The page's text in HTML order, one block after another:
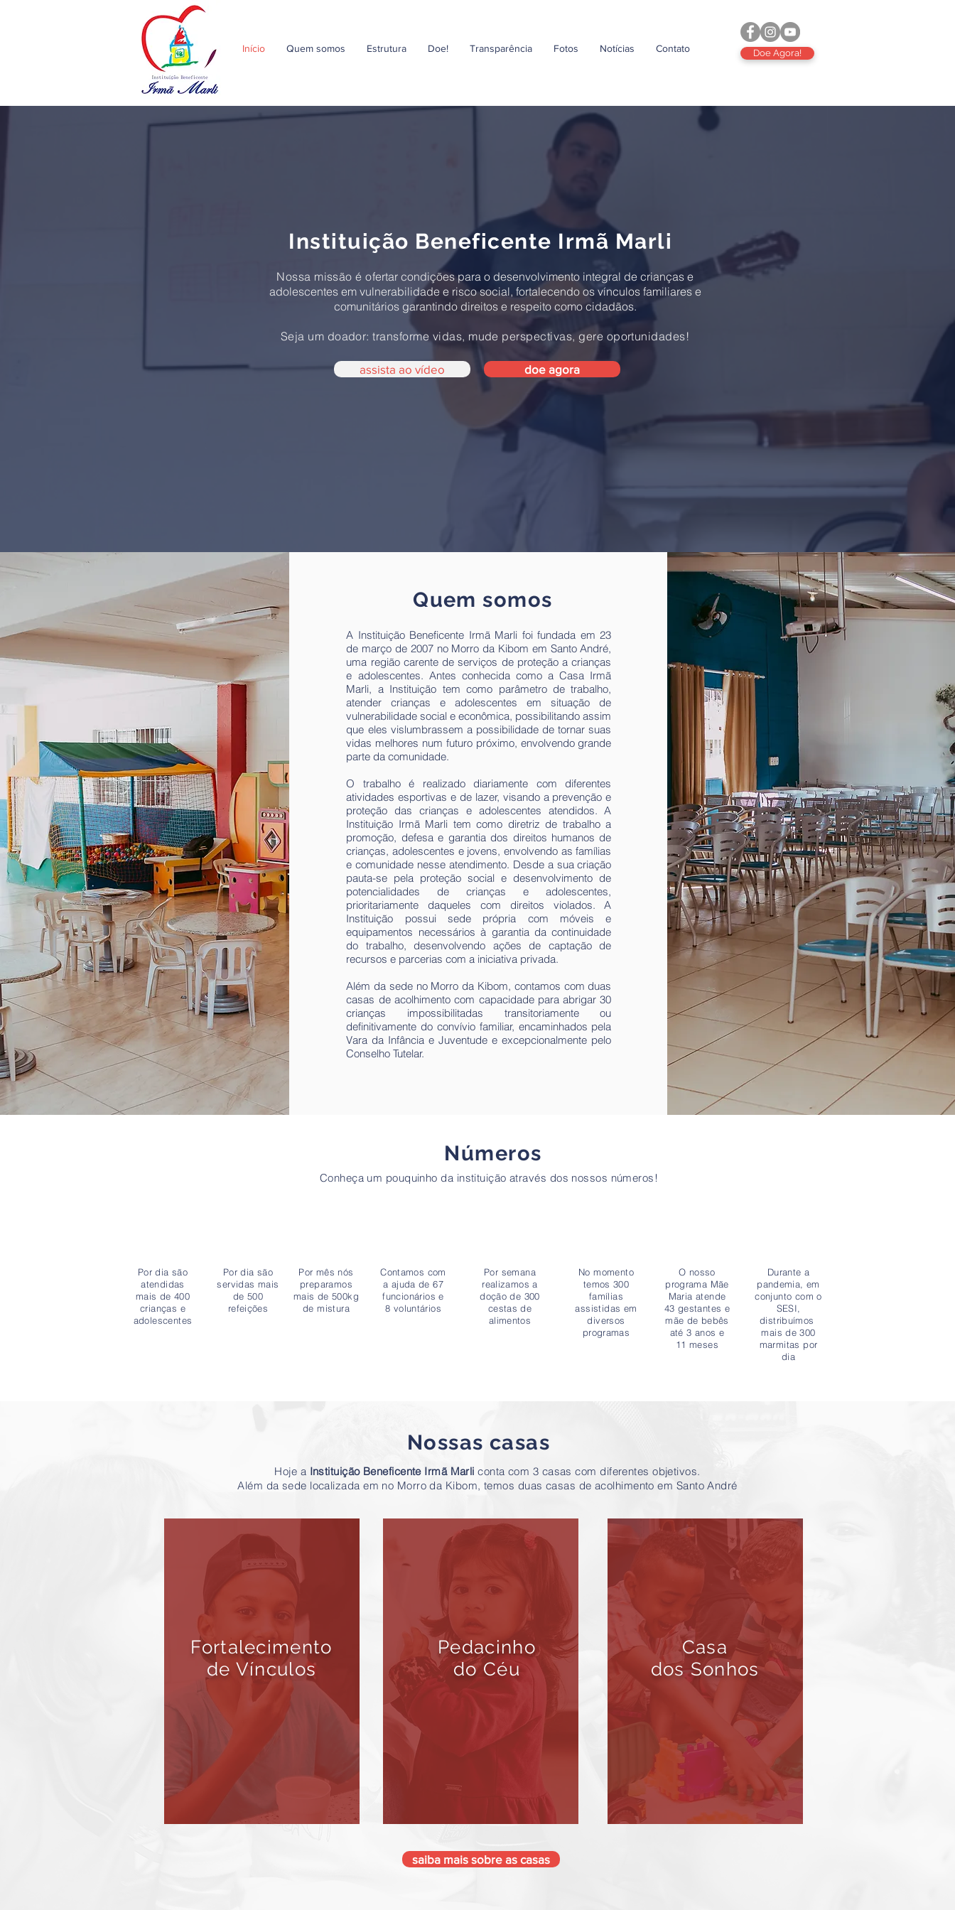
Início Quem somos Estrutura Doe! Transparência Fotos Notícias Contato Doe Agora!
Instituição Beneficente Irmã Marli
Nossa missão é ofertar condições para o desenvolvimento integral de crianças e
adolescentes em vulnerabilidade e risco social, fortalecendo os vínculos familiares e
comunitários garantindo direitos e respeito como cidadãos.
Seja um doador: transforme vidas, mude perspectivas, gere oportunidades!
assista ao vídeo doe agora
Quem somos
A Instituição Beneficente Irmã Marli foi fundada em 23
de março de 2007 no Morro da Kibom em Santo André,
uma região carente de serviços de proteção a crianças
e adolescentes. Antes conhecida como a Casa Irmã
Marli, a Instituição tem como parâmetro de trabalho,
atender crianças e adolescentes em situação de
vulnerabilidade social e econômica, possibilitando assim
que eles vislumbrassem a possibilidade de tornar suas
vidas melhores num futuro próximo, envolvendo grande
parte da comunidade.
O trabalho é realizado diariamente com diferentes
atividades esportivas e de lazer, visando a prevenção e
proteção das crianças e adolescentes atendidos. A
Instituição Irmã Marli tem como diretriz de trabalho a
promoção, defesa e garantia dos direitos humanos de
crianças, adolescentes e jovens, envolvendo as famílias
e comunidade nesse atendimento. Desde a sua criação
pauta-se pela proteção social e desenvolvimento de
potencialidades de crianças e adolescentes,
prioritariamente daqueles com direitos violados. A
Instituição possui sede própria com móveis e
equipamentos necessários à garantia da continuidade
do trabalho, desenvolvendo ações de captação de
recursos e parcerias com a iniciativa privada.
Além da sede no Morro da Kibom, contamos com duas
casas de acolhimento com capacidade para abrigar 30
crianças impossibilitadas transitoriamente ou
definitivamente do convívio familiar, encaminhados pela
Vara da Infância e Juventude e excepcionalmente pelo
Conselho Tutelar.
Números
Conheça um pouquinho da instituição através dos nossos números!
Por dia são
atendidas
mais de 400
crianças e
adolescentes
Por dia são
servidas mais
de 500
refeições
Por mês nós
preparamos
mais de 500kg
de mistura
Contamos com
a ajuda de 67
funcionários e
8 voluntários
Por semana
realizamos a
doção de 300
cestas de
alimentos
No momento
temos 300
famílias
assistidas em
diversos
programas
O nosso
programa Mãe
Maria atende
43 gestantes e
mãe de bebês
até 3 anos e
11 meses
Durante a
pandemia, em
conjunto com o
SESI,
distribuímos
mais de 300
marmitas por
dia
Nossas casas
Hoje a Instituição Beneficente Irmã Marliconta com 3 casas com diferentes objetivos.
Além da sede localizada em no Morro da Kibom, temos duas casas de acolhimento em Santo André
Fortalecimento
de Vínculos
Pedacinho
do Céu
Casa
dos Sonhos
saiba mais sobre as casas